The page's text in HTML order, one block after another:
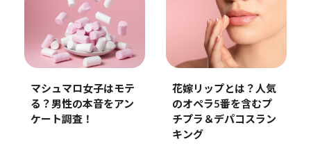
マシュマロ女子はモテ
る？男性の本音をアン
ケート調査！
花嫁リップとは？人気
のオペラ5番を含むプ
チプラ＆デパコスラン
キング